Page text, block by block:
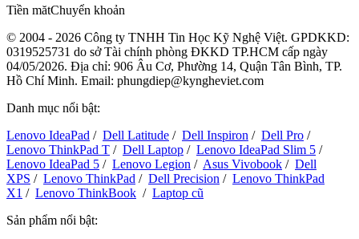
Tiền mătChuyển khoản
© 2004 - 2026 Công ty TNHH Tin Học Kỹ Nghệ Việt. GPDKKD:
0319525731 do sở Tài chính phòng ĐKKD TP.HCM cấp ngày
04/05/2026. Địa chỉ: 906 Âu Cơ, Phường 14, Quận Tân Bình, TP.
Hồ Chí Minh. Email: phungdiep@kyngheviet.com
Danh mục nổi bật:
Lenovo IdeaPad / Dell Latitude / Dell Inspiron / Dell Pro /
Lenovo ThinkPad T / Dell Laptop / Lenovo IdeaPad Slim 5 /
Lenovo IdeaPad 5 / Lenovo Legion / Asus Vivobook / Dell
XPS / Lenovo ThinkPad / Dell Precision / Lenovo ThinkPad
X1 / Lenovo ThinkBook / Laptop cũ
Sản phẩm nổi bật: